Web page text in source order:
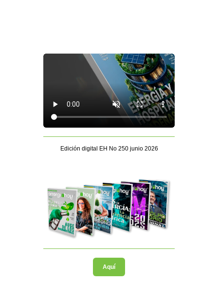
Edición digital EH No 250 junio 2026
Aquí